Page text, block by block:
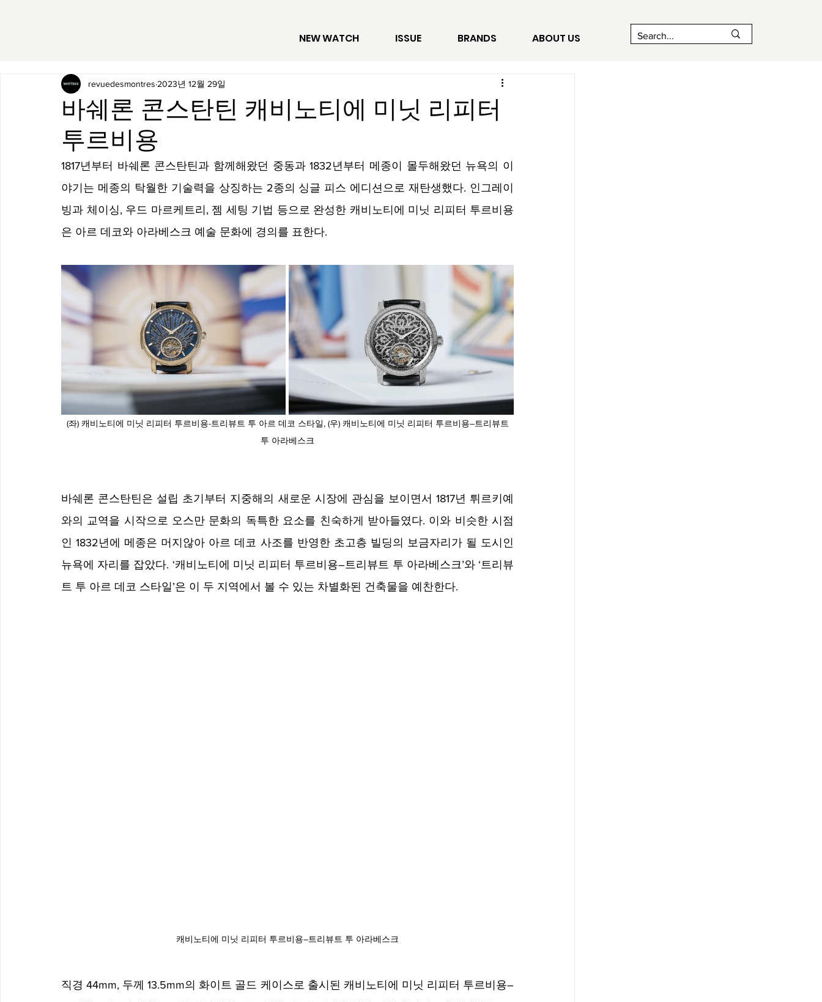
NEW WATCH ISSUE BRANDS ABOUT US
바쉐론 콘스탄틴 캐비노티에 미닛 리피터
투르비용
revuedesmontres 2023년 12월 29일
1817년부터 바쉐론 콘스탄틴과 함께해왔던 중동과 1832년부터 메종이 몰두해왔던 뉴욕의 이
야기는 메종의 탁월한 기술력을 상징하는 2종의 싱글 피스 에디션으로 재탄생했다. 인그레이
빙과 체이싱, 우드 마르케트리, 젬 세팅 기법 등으로 완성한 캐비노티에 미닛 리피터 투르비용
은 아르 데코와 아라베스크 예술 문화에 경의를 표한다.
투 아라베스크
바쉐론 콘스탄틴은 설립 초기부터 지중해의 새로운 시장에 관심을 보이면서 1817년 튀르키예
와의 교역을 시작으로 오스만 문화의 독특한 요소를 친숙하게 받아들였다. 이와 비슷한 시점
인 1832년에 메종은 머지않아 아르 데코 사조를 반영한 초고층 빌딩의 보금자리가 될 도시인
뉴욕에 자리를 잡았다. ‘캐비노티에 미닛 리피터 투르비용–트리뷰트 투 아라베스크’와 ‘트리뷰
트 투 아르 데코 스타일’은 이 두 지역에서 볼 수 있는 차별화된 건축물을 예찬한다.
캐비노티에 미닛 리피터 투르비용–트리뷰트 투 아라베스크
직경 44mm, 두께 13.5mm의 화이트 골드 케이스로 출시된 캐비노티에 미닛 리피터 투르비용–